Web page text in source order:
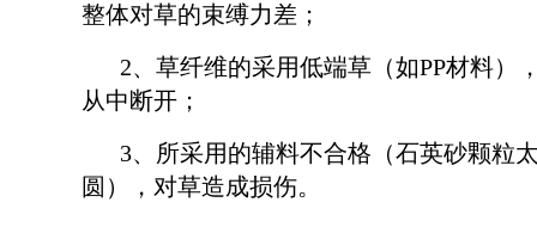
整体对草的束缚力差；
2、草纤维的采用低端草（如PP材料）
从中断开；
3、所采用的辅料不合格（石英砂颗粒
圆），对草造成损伤。